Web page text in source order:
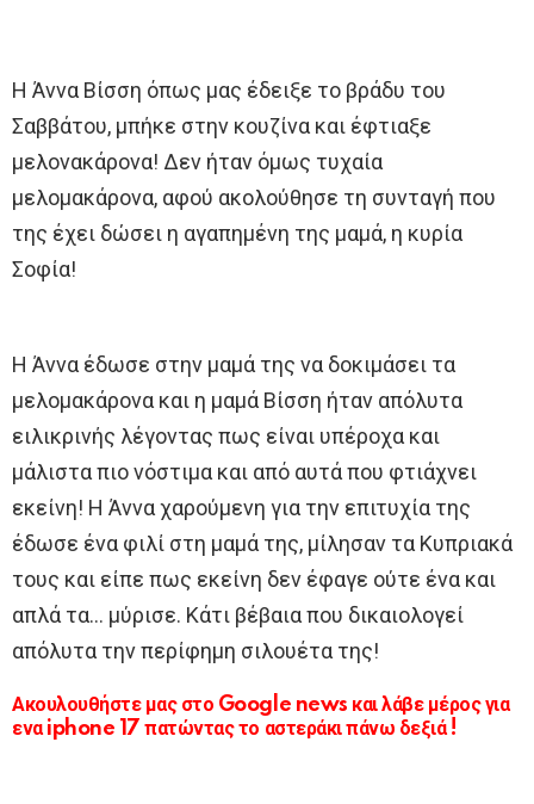
Η Άννα Βίσση όπως μας έδειξε το βράδυ του
Σαββάτου, μπήκε στην κουζίνα και έφτιαξε
μελονακάρονα! Δεν ήταν όμως τυχαία
μελομακάρονα, αφού ακολούθησε τη συνταγή που
της έχει δώσει η αγαπημένη της μαμά, η κυρία
Σοφία!
Η Άννα έδωσε στην μαμά της να δοκιμάσει τα
μελομακάρονα και η μαμά Βίσση ήταν απόλυτα
ειλικρινής λέγοντας πως είναι υπέροχα και
μάλιστα πιο νόστιμα και από αυτά που φτιάχνει
εκείνη! Η Άννα χαρούμενη για την επιτυχία της
έδωσε ένα φιλί στη μαμά της, μίλησαν τα Κυπριακά
τους και είπε πως εκείνη δεν έφαγε ούτε ένα και
απλά τα… μύρισε. Κάτι βέβαια που δικαιολογεί
απόλυτα την περίφημη σιλουέτα της!
Ακουλουθήστε μας στο Google news και λάβε μέρος για
ενα iphone 17 πατώντας το αστεράκι πάνω δεξιά !